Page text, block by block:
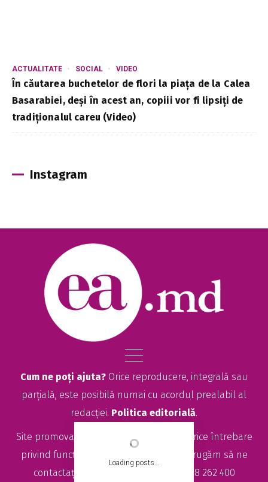
Loading posts...
ACTUALITATE SOCIAL VIDEO
În căutarea buchetelor de flori la piața de la Calea
Basarabiei, deși în acest an, copiii vor fi lipsiți de
tradiționalul careu (Video)
Instagram
Cum ne poți ajuta? Orice reproducere, integrală sau
parțială, este posibilă numai cu acordul prealabil al
redacției. Politica editorială.
Site promovat de seolitte.com
. Pentru orice întrebare
privind funcționarea site-ului EA.md, vă rugăm să ne
contactați la
sau +373 78 262 400